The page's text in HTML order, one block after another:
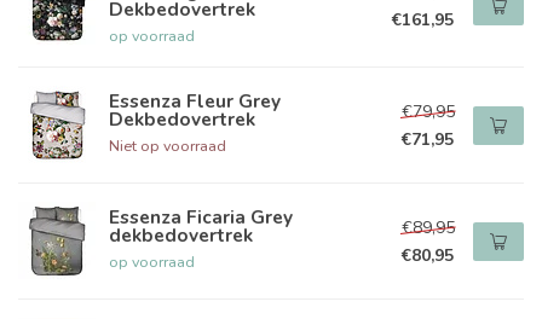
Dekbedovertrek
op voorraad
€161,95
Essenza Fleur Grey
Dekbedovertrek
Niet op voorraad
€79,95
€71,95
Essenza Ficaria Grey
dekbedovertrek
op voorraad
€89,95
€80,95